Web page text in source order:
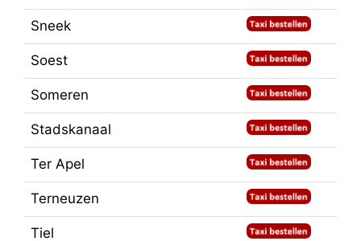
Sneek
Soest
Someren
Stadskanaal
Ter Apel
Terneuzen
Tiel